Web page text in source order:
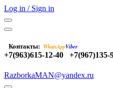
Log in / Sign in
Контакты: WhatsAppViber
+7(963)615-12-40 +7(967)135-
RazborkaMAN@yandex.ru